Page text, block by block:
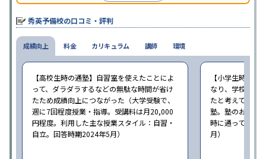
秀英予備校の口コミ・評判
成績向上
【高校生時の通塾】自習室を使えたことによ
って、ダラダラするなどの無駄な時間が省け
たため成績向上につながった（大学受験で、
週に7回程度授業・指導。受講料は月20,000
円程度。利用した主な授業スタイル：自習・
自立。回答時期2024年5月）
【小学生時の通
なり、学校での
たと考えている
塾。塾のおすす
時に通っていた
月）
料金 カリキュラム 講師 環境